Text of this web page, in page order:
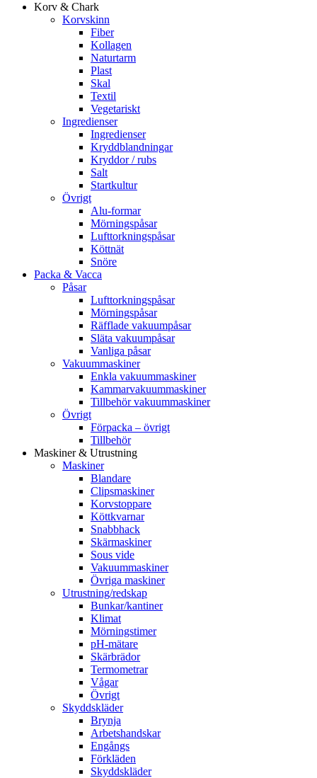
Korv & Chark
Korvskinn
Fiber
Kollagen
Naturtarm
Plast
Skal
Textil
Vegetariskt
Ingredienser
Ingredienser
Kryddblandningar
Kryddor / rubs
Salt
Startkultur
Övrigt
Alu-formar
Mörningspåsar
Lufttorkningspåsar
Köttnät
Snöre
Packa & Vacca
Påsar
Lufttorkningspåsar
Mörningspåsar
Räfflade vakuumpåsar
Släta vakuumpåsar
Vanliga påsar
Vakuummaskiner
Enkla vakuummaskiner
Kammarvakuummaskiner
Tillbehör vakuummaskiner
Övrigt
Förpacka – övrigt
Tillbehör
Maskiner & Utrustning
Maskiner
Blandare
Clipsmaskiner
Korvstoppare
Köttkvarnar
Snabbhack
Skärmaskiner
Sous vide
Vakuummaskiner
Övriga maskiner
Utrustning/redskap
Bunkar/kantiner
Klimat
Mörningstimer
pH-mätare
Skärbrädor
Termometrar
Vågar
Övrigt
Skyddskläder
Brynja
Arbetshandskar
Engångs
Förkläden
Skyddskläder